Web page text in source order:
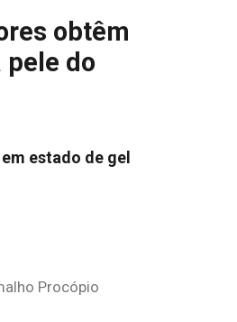
obtêm
pele do
estado de gel
Procópio